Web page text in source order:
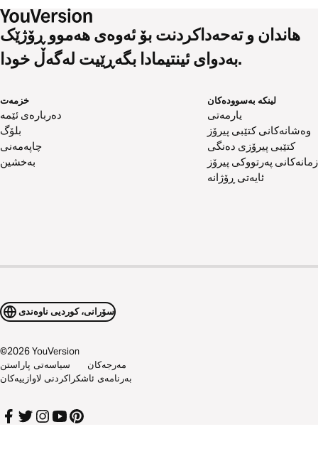
هاندان و تەحەداکردنت بۆ ئەوەی هەموو ڕۆژێک
بەدوای ئینتیمادا بگەڕێیت لەگەڵ خودا.
خزمەت
دەربارەی ئێمە
بلۆگ
چاپەمەنی
بەخشین
لینکە بەسوودەکان
یارمەتی
وەشانەکانی کتێبی پیرۆز
کتێبی پیرۆزی دەنگی
زمانەکانی پەرتووکی پیرۆز
ئایەتی ڕۆژانە
سۆرانی، کوردیی ناوەندی
©2026YouVersion
سیاسەتی پاراستن
مەرجەکان
بەرنامەی ئاشکراکردنی لاوازییەکان